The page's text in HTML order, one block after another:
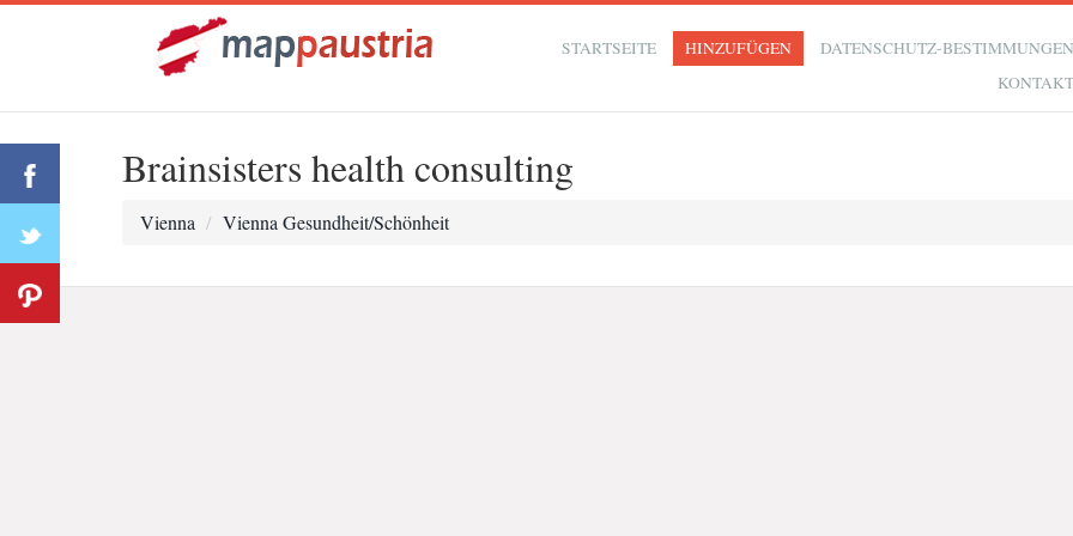
STARTSEITE HINZUFÜGEN
DATENSCHUTZ-
Brainsisters health consulting
Vienna Vienna Gesundheit/Schönheit